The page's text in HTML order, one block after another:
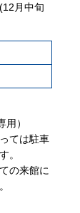
月中旬
）
ては駐車
。
の来館に